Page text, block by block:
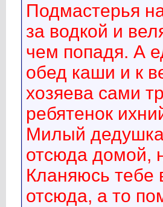
Подмастерья
за водкой и
чем попадя. А
обед каши и к
хозяева сами
ребятенок
Милый
отсюда домой,
Кланяюсь тебе
отсюда, а то